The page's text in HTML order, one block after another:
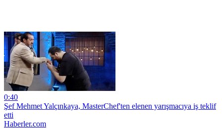
0:40
Şef Mehmet Yalçınkaya, MasterChef'ten elenen yarışmacıya iş teklif
etti
Haberler.com